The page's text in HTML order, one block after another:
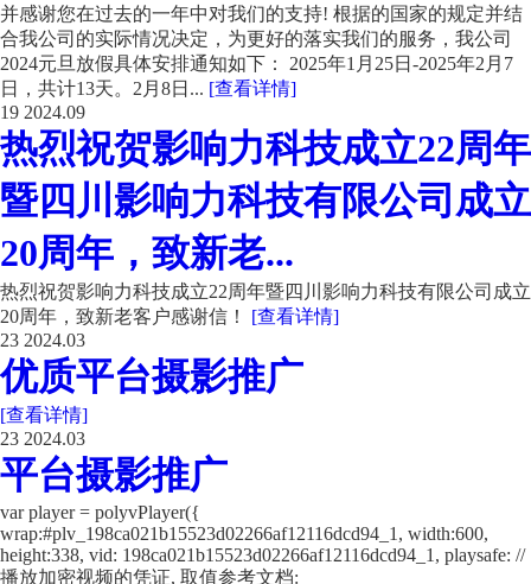
并感谢您在过去的一年中对我们的支持! 根据的国家的规定并结
合我公司的实际情况决定，为更好的落实我们的服务，我公司
2024元旦放假具体安排通知如下： 2025年1月25日-2025年2月7
日，共计13天。2月8日... [查看详情]
19 2024.09
热烈祝贺影响力科技成立22周年
暨四川影响力科技有限公司成立
20周年，致新老...
热烈祝贺影响力科技成立22周年暨四川影响力科技有限公司成立
20周年，致新老客户感谢信！ [查看详情]
23 2024.03
优质平台摄影推广
[查看详情]
23 2024.03
平台摄影推广
var player = polyvPlayer({
wrap:#plv_198ca021b15523d02266af12116dcd94_1, width:600,
height:338, vid: 198ca021b15523d02266af12116dcd94_1, playsafe: //
播放加密视频的凭证, 取值参考文档: